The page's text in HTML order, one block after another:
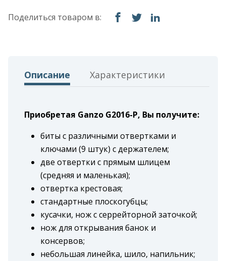
Поделиться товаром в:
Описание Характеристики
Приобретая Ganzo G2016-P, Вы получите:
биты с различными отвертками и
ключами (9 штук) с держателем;
две отвертки с прямым шлицем
(средняя и маленькая);
отвертка крестовая;
стандартные плоскогубцы;
кусачки, нож с серрейторной заточкой;
нож для открывания банок и
консервов;
небольшая линейка, шило, напильник;